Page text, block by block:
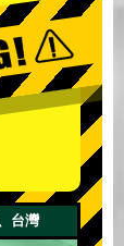
台灣